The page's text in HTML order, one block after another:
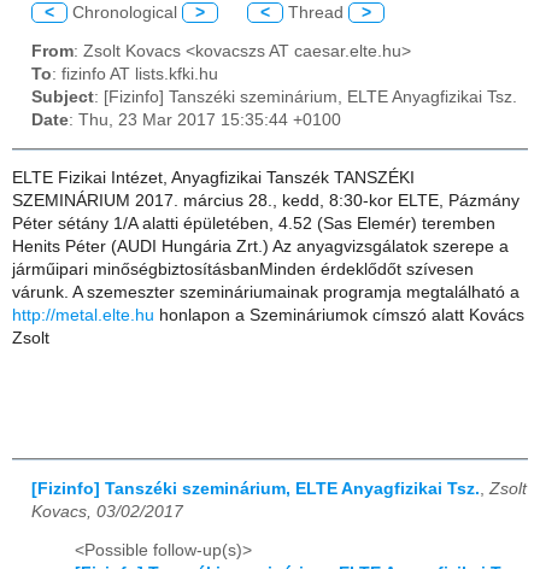
< Chronological > < Thread >
From: Zsolt Kovacs <kovacszs AT caesar.elte.hu>
To: fizinfo AT lists.kfki.hu
Subject: [Fizinfo] Tanszéki szeminárium, ELTE Anyagfizikai Tsz.
Date: Thu, 23 Mar 2017 15:35:44 +0100
ELTE Fizikai Intézet, Anyagfizikai Tanszék TANSZÉKI
SZEMINÁRIUM 2017. március 28., kedd, 8:30-kor ELTE, Pázmány
Péter sétány 1/A alatti épületében, 4.52 (Sas Elemér) teremben
Henits Péter (AUDI Hungária Zrt.) Az anyagvizsgálatok szerepe a
járműipari minőségbiztosításbanMinden érdeklődőt szívesen
várunk. A szemeszter szemináriumainak programja megtalálható a
http://metal.elte.hu honlapon a Szemináriumok címszó alatt Kovács
Zsolt
[Fizinfo] Tanszéki szeminárium, ELTE Anyagfizikai Tsz. Zsolt
Kovacs, 03/02/2017
<Possible follow-up(s)>